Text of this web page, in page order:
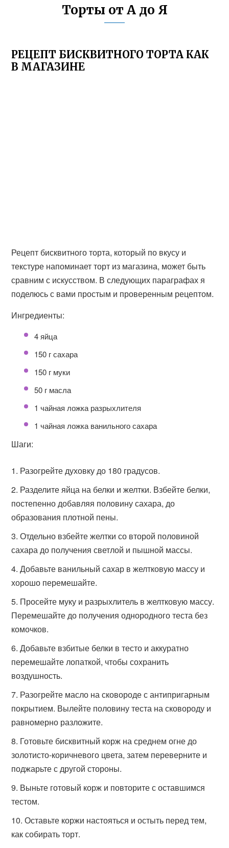
Торты от А до Я
РЕЦЕПТ БИСКВИТНОГО ТОРТА КАК
В МАГАЗИНЕ
Рецепт бисквитного торта, который по вкусу и
текстуре напоминает торт из магазина, может быть
сравним с искусством. В следующих параграфах я
поделюсь с вами простым и проверенным рецептом.
Ингредиенты:
4 яйца
150 г сахара
150 г муки
50 г масла
1 чайная ложка разрыхлителя
1 чайная ложка ванильного сахара
Шаги:
Разогрейте духовку до 180 градусов.
Разделите яйца на белки и желтки. Взбейте белки,
постепенно добавляя половину сахара, до
образования плотной пены.
Отдельно взбейте желтки со второй половиной
сахара до получения светлой и пышной массы.
Добавьте ванильный сахар в желтковую массу и
хорошо перемешайте.
Просейте муку и разрыхлитель в желтковую массу.
Перемешайте до получения однородного теста без
комочков.
Добавьте взбитые белки в тесто и аккуратно
перемешайте лопаткой, чтобы сохранить
воздушность.
Разогрейте масло на сковороде с антипригарным
покрытием. Вылейте половину теста на сковороду и
равномерно разложите.
Готовьте бисквитный корж на среднем огне до
золотисто-коричневого цвета, затем переверните и
поджарьте с другой стороны.
Выньте готовый корж и повторите с оставшимся
тестом.
Оставьте коржи настояться и остыть перед тем,
как собирать торт.